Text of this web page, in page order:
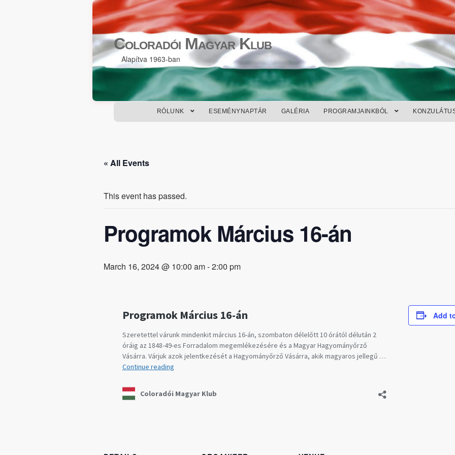
Skip
to
navigation
Skip
to
content
Coloradói Magyar Klub
Alapítva 1963-ban
RÓLUNK ESEMÉNYNAPTÁR GALÉRIA PROGRAMJAINKBÓL
« All Events
This event has passed.
Programok Március 16-án
March 16, 2024 @ 10:00 am-2:00 pm
Add